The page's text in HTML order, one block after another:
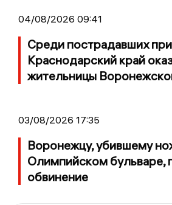
04/08/2026 09:41
Среди пострадавших при
Краснодарский край
жительницы
03/08/2026 17:35
Воронежцу, убившему
Олимпийском бульваре,
обвинение